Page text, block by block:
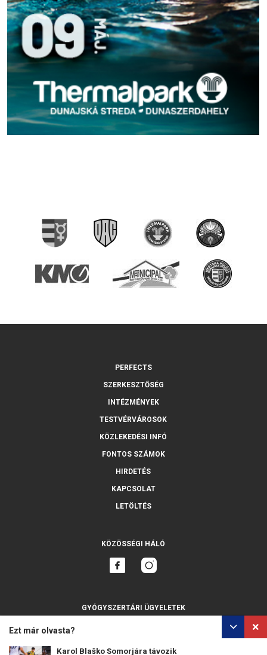
Ezt már olvasta?
Karol Blaško Somorjára távozik
PERFECTS
SZERKESZTŐSÉG
INTÉZMÉNYEK
TESTVÉRVÁROSOK
KÖZLEKEDÉSI INFÓ
FONTOS SZÁMOK
HIRDETÉS
KAPCSOLAT
LETÖLTÉS
KÖZÖSSÉGI HÁLÓ
GYÓGYSZERTÁRI ÜGYELETEK